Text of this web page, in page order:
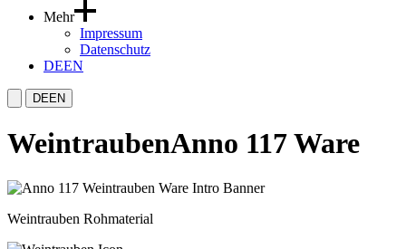
Mehr
Impressum
Datenschutz
DEEN
DEEN
WeintraubenAnno 117 Ware
Weintrauben Rohmaterial